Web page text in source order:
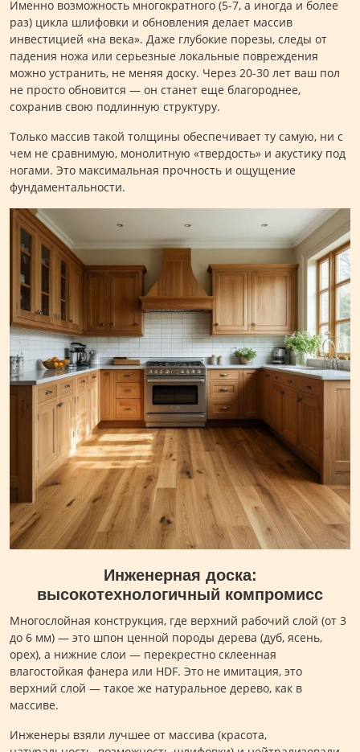
Именно возможность многократного (5-7, а иногда и более
раз) цикла шлифовки и обновления делает массив
инвестицией «на века». Даже глубокие порезы, следы от
падения ножа или серьезные локальные повреждения
можно устранить, не меняя доску. Через 20-30 лет ваш пол
не просто обновится — он станет еще благороднее,
сохранив свою подлинную структуру.
Только массив такой толщины обеспечивает ту самую, ни с
чем не сравнимую, монолитную «твердость» и акустику под
ногами. Это максимальная прочность и ощущение
фундаментальности.
Инженерная доска:
высокотехнологичный компромисс
Многослойная конструкция, где верхний рабочий слой (от 3
до 6 мм) — это шпон ценной породы дерева (дуб, ясень,
орех), а нижние слои — перекрестно склеенная
влагостойкая фанера или HDF. Это не имитация, это
верхний слой — такое же натуральное дерево, как в
массиве.
Инженеры взяли лучшее от массива (красота,